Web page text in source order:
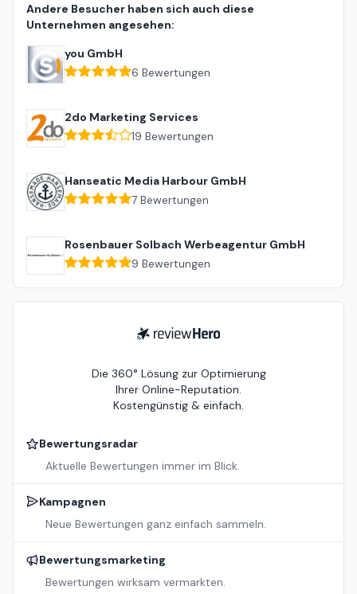
Andere Besucher haben sich auch diese
Unternehmen angesehen:
you GmbH
6 Bewertungen
2do Marketing Services
19 Bewertungen
Hanseatic Media Harbour GmbH
7 Bewertungen
Rosenbauer Solbach Werbeagentur GmbH
9 Bewertungen
ReviewHero
Die 360° Lösung zur Optimierung
Ihrer Online-Reputation.
Kostengünstig & einfach.
Bewertungsradar
Aktuelle Bewertungen immer im Blick.
Kampagnen
Neue Bewertungen ganz einfach sammeln.
Bewertungsmarketing
Bewertungen wirksam vermarkten.